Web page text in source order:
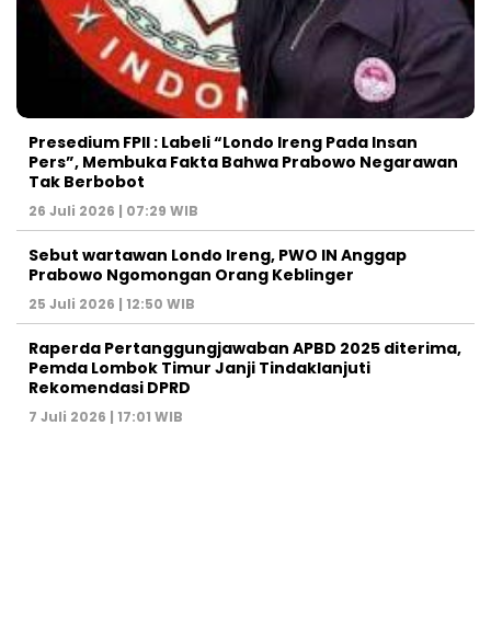
Presedium FPII : Labeli “Londo Ireng Pada Insan
Pers”, Membuka Fakta Bahwa Prabowo Negarawan
Tak Berbobot
26 Juli 2026 | 07:29 WIB
Sebut wartawan Londo Ireng, PWO IN Anggap
Prabowo Ngomongan Orang Keblinger
25 Juli 2026 | 12:50 WIB
Raperda Pertanggungjawaban APBD 2025 diterima,
Pemda Lombok Timur Janji Tindaklanjuti
Rekomendasi DPRD
7 Juli 2026 | 17:01 WIB